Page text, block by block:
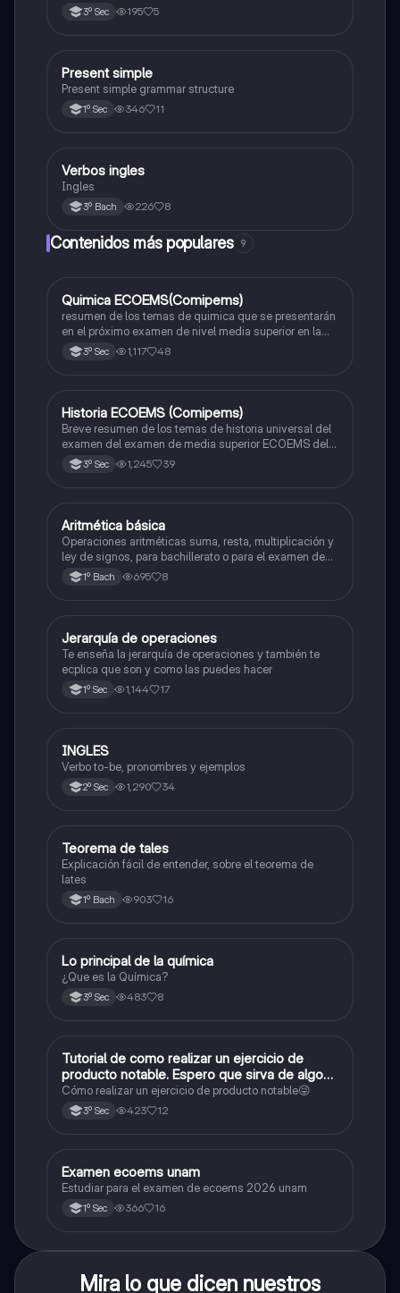
3º Sec 195 5
Inglés
Present simple
Present simple grammar structure
1º Sec 346 11
Inglés
Verbos ingles
Ingles
3º Bach 226 8
Contenidos más populares 9
Química
Quimica ECOEMS(Comipems)
resumen de los temas de quimica que se presentarán
en el próximo examen de nivel media superior en la
zona metropolitana de el valle de México
3º Sec 1,117 48
Historia
Historia ECOEMS (Comipems)
Breve resumen de los temas de historia universal del
examen del examen de media superior ECOEMS del
valle de México
3º Sec 1,245 39
Matemáticas
Aritmética básica
Operaciones aritméticas suma, resta, multiplicación y
ley de signos, para bachillerato o para el examen de
admisión a la universidad
1º Bach 695 8
Matemáticas
Jerarquía de operaciones
Te enseña la jerarquía de operaciones y también te
ecplica que son y como las puedes hacer
1º Sec 1,144 17
Inglés
INGLES
Verbo to-be, pronombres y ejemplos
2º Sec 1,290 34
Matemáticas
Teorema de tales
Explicación fácil de entender, sobre el teorema de
lates
1º Bach 903 16
Química
Lo principal de la química
¿Que es la Química?
3º Sec 483 8
Matemáticas
Tutorial de como realizar un ejercicio de
producto notable. Espero que sirva de algo💕
😜
Cómo realizar un ejercicio de producto notable😜
3º Sec 423 12
Español
Examen ecoems unam
Estudiar para el examen de ecoems 2026 unam
1º Sec 366 16
Mira lo que dicen nuestros